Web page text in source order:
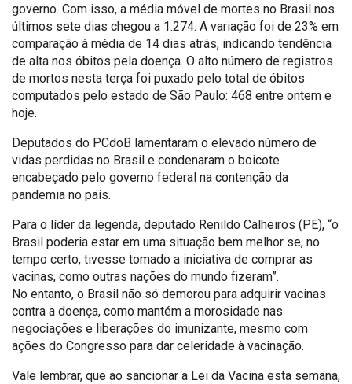
governo. Com isso, a média móvel de mortes no Brasil nos
últimos sete dias chegou a 1.274. A variação foi de 23% em
comparação à média de 14 dias atrás, indicando tendência
de alta nos óbitos pela doença. O alto número de registros
de mortos nesta terça foi puxado pelo total de óbitos
computados pelo estado de São Paulo: 468 entre ontem e
hoje.
Deputados do PCdoB lamentaram o elevado número de
vidas perdidas no Brasil e condenaram o boicote
encabeçado pelo governo federal na contenção da
pandemia no país.
Para o líder da legenda, deputado Renildo Calheiros (PE), “o
Brasil poderia estar em uma situação bem melhor se, no
tempo certo, tivesse tomado a iniciativa de comprar as
vacinas, como outras nações do mundo fizeram”.
No entanto, o Brasil não só demorou para adquirir vacinas
contra a doença, como mantém a morosidade nas
negociações e liberações do imunizante, mesmo com
ações do Congresso para dar celeridade à vacinação.
Vale lembrar, que ao sancionar a Lei da Vacina esta semana,